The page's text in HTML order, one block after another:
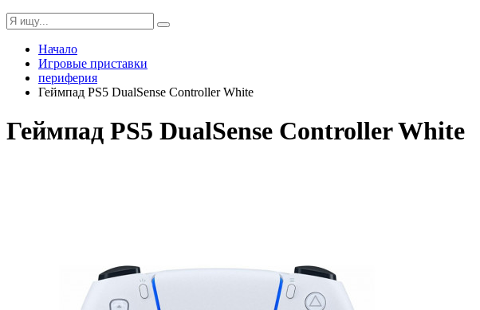
Начало
Игровые приставки
периферия
Геймпад PS5 DualSense Controller White
Геймпад PS5 DualSense Controller White